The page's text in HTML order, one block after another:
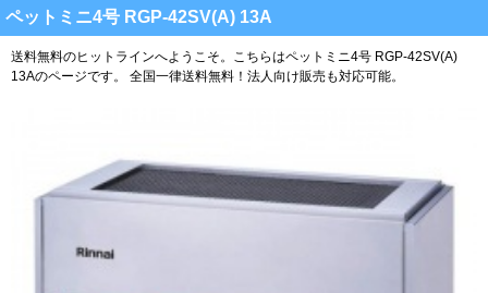
ペットミニ4号 RGP-42SV(A) 13A
送料無料のヒットラインへようこそ。こちらはペットミニ4号 RGP-42SV(A)
13Aのページです。
全国一律送料無料！法人向け販売も対応可能。